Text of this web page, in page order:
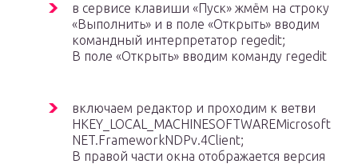
в сервисе клавиши «Пуск» жмём на строку
«Выполнить» и в поле «Открыть» вводим
командный интерпретатор regedit;
В поле «Открыть» вводим команду regedit
включаем редактор и проходим к ветви
HKEY_LOCAL_MACHINESOFTWAREMicrosoft
NET.FrameworkNDPv.4Client;
В правой части окна отображается версия